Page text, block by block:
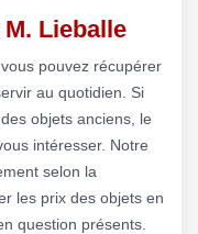
Lieballe
pouvez récupérer
au quotidien. Si
objets anciens, le
intéresser. Notre
selon la
les prix des objets en
question présents.